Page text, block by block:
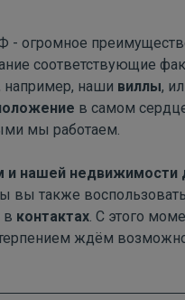
- огромное
соответствующие
например, наши виллы,
в самом
мы работаем.
и нашей недвижимости
вы также
в контактах. С этого
ждём